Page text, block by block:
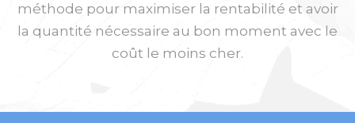
méthode pour maximiser la rentabilité et avoir
la quantité nécessaire au bon moment avec le
coût le moins cher.